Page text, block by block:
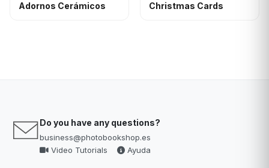
Adornos Cerámicos Christmas Cards
Do you have any questions?
business@photobookshop.es
Video Tutorials
Ayuda